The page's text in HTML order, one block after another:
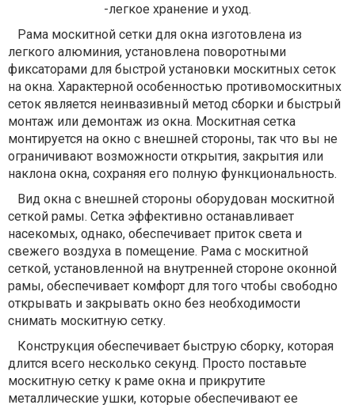
-легкое хранение и уход.
Рама москитной сетки для окна изготовлена ​​из
легкого алюминия, установлена поворотными
фиксаторами для быстрой установки москитных сеток
на окна. Характерной особенностью противомоскитных
сеток является неинвазивный метод сборки и быстрый
монтаж или демонтаж из окна. Москитная сетка
монтируется на окно с внешней стороны, так что вы не
ограничивают возможности открытия, закрытия или
наклона окна, сохраняя его полную функциональность.
Вид окна с внешней стороны оборудован москитной
сеткой рамы. Сетка эффективно останавливает
насекомых, однако, обеспечивает приток света и
свежего воздуха в помещение. Рама с москитной
сеткой, установленной на внутренней стороне оконной
рамы, обеспечивает комфорт для того чтобы свободно
открывать и закрывать окно без необходимости
снимать москитную сетку.
Конструкция обеспечивает быструю сборку, которая
длится всего несколько секунд. Просто поставьте
москитную сетку к раме окна и прикрутите
металлические ушки, которые обеспечивают ее